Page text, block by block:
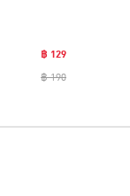
฿ 129
฿ 190